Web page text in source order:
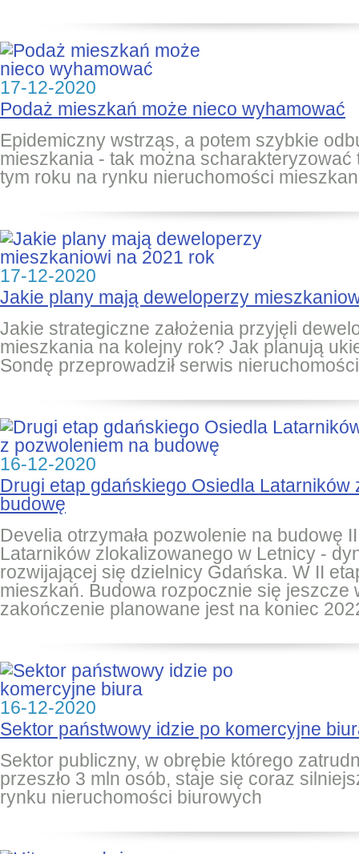
17-12-2020
Podaż mieszkań może nieco wyhamować
Epidemiczny wstrząs, a potem szybkie
mieszkania - tak można scharakteryzować
tym roku na rynku nieruchomości
17-12-2020
Jakie plany mają deweloperzy
Jakie strategiczne założenia przyjęli
mieszkania na kolejny rok? Jak planują
Sondę przeprowadził serwis
16-12-2020
Drugi etap gdańskiego Osiedla Latarników
budowę
Develia otrzymała pozwolenie na budowę
Latarników zlokalizowanego w Letnicy -
rozwijającej się dzielnicy Gdańska. W II
mieszkań. Budowa rozpocznie się jeszcze
zakończenie planowane jest na koniec
16-12-2020
Sektor państwowy idzie po komercyjne
Sektor publiczny, w obrębie którego
przeszło 3 mln osób, staje się coraz
rynku nieruchomości biurowych